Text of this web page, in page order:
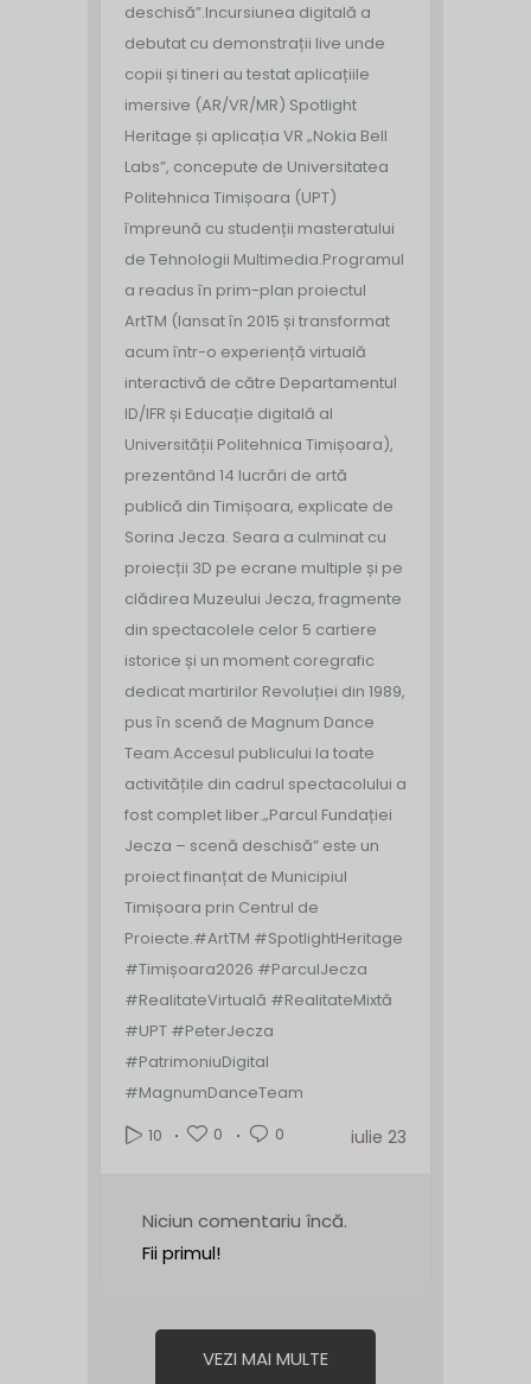
deschisă”.Incursiunea digitală a
debutat cu demonstrații live unde
copii și tineri au testat aplicațiile
imersive (AR/VR/MR) Spotlight
Heritage și aplicația VR „Nokia Bell
Labs”, concepute de Universitatea
Politehnica Timișoara (UPT)
împreună cu studenții masteratului
de Tehnologii Multimedia.Programul
a readus în prim-plan proiectul
ArtTM (lansat în 2015 și transformat
acum într-o experiență virtuală
interactivă de către Departamentul
ID/IFR și Educație digitală al
Universității Politehnica Timișoara),
prezentând 14 lucrări de artă
publică din Timișoara, explicate de
Sorina Jecza. Seara a culminat cu
proiecții 3D pe ecrane multiple și pe
clădirea Muzeului Jecza, fragmente
din spectacolele celor 5 cartiere
istorice și un moment coregrafic
dedicat martirilor Revoluției din 1989,
pus în scenă de Magnum Dance
Team.Accesul publicului la toate
activitățile din cadrul spectacolului a
fost complet liber.„Parcul Fundației
Jecza – scenă deschisă” este un
proiect finanțat de Municipiul
Timișoara prin Centrul de
Proiecte.#ArtTM #SpotlightHeritage
#Timișoara2026 #ParculJecza
#RealitateVirtuală #RealitateMixtă
#UPT #PeterJecza
#PatrimoniuDigital
#MagnumDanceTeam
10
0 0 iulie 23
Niciun comentariu încă.
Fii primul!
VEZI MAI MULTE